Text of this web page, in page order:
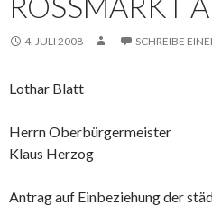
4. JULI 2008 SCHREIBE
Lothar Blatt
Herrn Oberbürgermeister
Klaus Herzog
Antrag auf Einbeziehung der